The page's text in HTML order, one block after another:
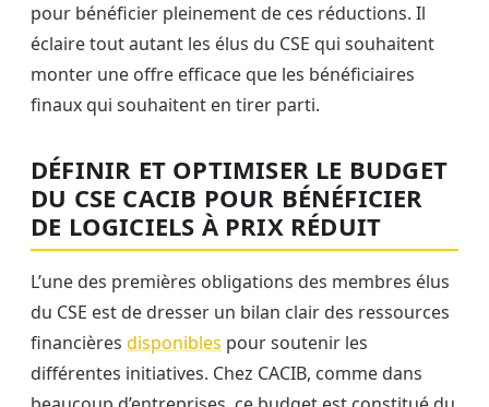
pour bénéficier pleinement de ces réductions. Il
éclaire tout autant les élus du CSE qui souhaitent
monter une offre efficace que les bénéficiaires
finaux qui souhaitent en tirer parti.
DÉFINIR ET OPTIMISER LE BUDGET
DU CSE CACIB POUR BÉNÉFICIER
DE LOGICIELS À PRIX RÉDUIT
L’une des premières obligations des membres élus
du CSE est de dresser un bilan clair des ressources
financières disponibles pour soutenir les
différentes initiatives. Chez CACIB, comme dans